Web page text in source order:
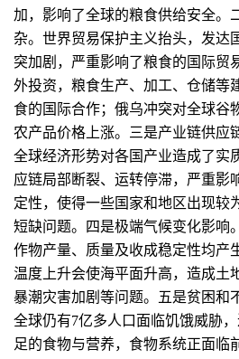
加，影响了全球的粮食供给安全。
杂。世界贸易保护主义抬头，发达
突加剧，严重影响了粮食的国际贸
外投资，粮食生产、加工、仓储等
食的国际合作；俄乌冲突对全球谷
农产品价格上涨。三是产业链供应
全球经济形势对各国产业造成了实
应链局部断裂、运转停滞，严重影
定性，使得一些国家和地区出现较
短缺问题。四是极端气候变化影响
作物产量、质量及收成稳定性均产
温度上升会使海平面升高，造成土
暴潮灾害加剧等问题。五是贫困和
全球仍有7亿多人口面临饥饿威胁
足的食物与营养，食物系统正面临